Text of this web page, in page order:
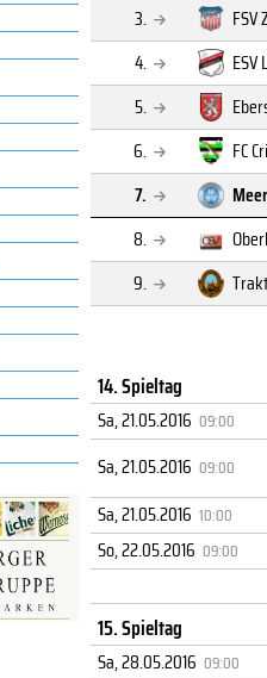
3.
4.
5.
6.
FC
7.
8.
9.
14. Spieltag
Sa, 21.05.2016 09:00
Sa, 21.05.2016 09:00
Sa, 21.05.2016 10:00
So, 22.05.2016 09:00
15. Spieltag
Sa, 28.05.2016 09:00